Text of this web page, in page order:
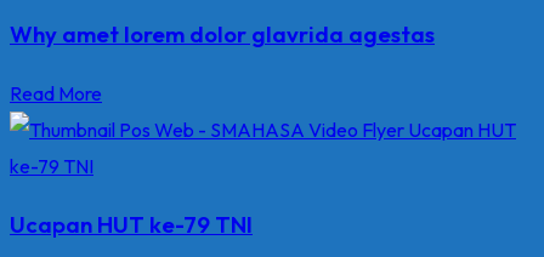
Why amet lorem dolor glavrida agestas
Read More
Ucapan HUT ke-79 TNI